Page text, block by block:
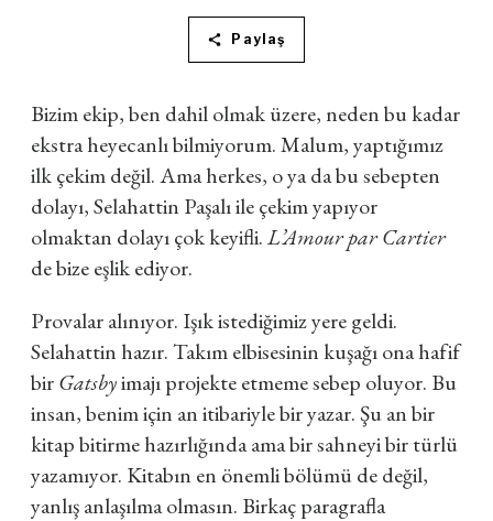
Paylaş
Bizim ekip, ben dahil olmak üzere, neden bu kadar
ekstra heyecanlı bilmiyorum. Malum, yaptığımız
ilk çekim değil. Ama herkes, o ya da bu sebepten
dolayı, Selahattin Paşalı ile çekim yapıyor
olmaktan dolayı çok keyifli.L’Amour par Cartier
de bize eşlik ediyor.
Provalar alınıyor. Işık istediğimiz yere geldi.
Selahattin hazır. Takım elbisesinin kuşağı ona hafif
birGatsbyimajı projekte etmeme sebep oluyor. Bu
insan, benim için an itibariyle bir yazar. Şu an bir
kitap bitirme hazırlığında ama bir sahneyi bir türlü
yazamıyor. Kitabın en önemli bölümü de değil,
yanlış anlaşılma olmasın. Birkaç paragrafla